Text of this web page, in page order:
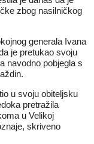
zbog nasilničkog
generala Ivana
je pretukao svoju
navodno pobjegla s
u svoju obiteljsku
pretražila
u Velikoj
skriveno